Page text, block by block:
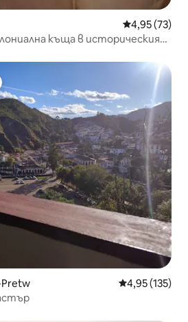
Средна
4,95 (73)
Средна
4,95 (135)